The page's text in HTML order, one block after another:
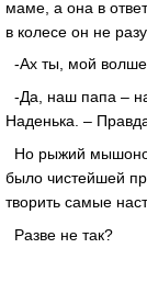
маме, а она в
в колесе он не
-Ах ты, мой
-Да, наш папа –
Наденька. –
Но рыжий
было чистейшей
творить самые
Разве не так?